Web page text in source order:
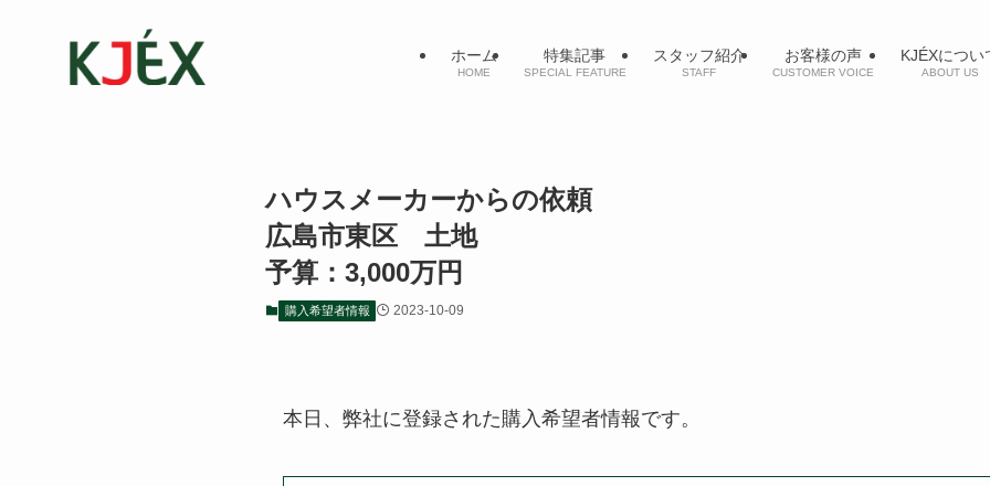
ホーム
HOME
特集記事
SPECIAL FEATURE
スタッフ紹介
STAFF
お客様の声
CUSTOMER VOICE
KJÉXについ
ABOUT US
ハウスメーカーからの依頼
広島市東区 土地
予算：3,000万円
購入希望者情報 2023-10-09
本日、弊社に登録された購入希望者情報です。